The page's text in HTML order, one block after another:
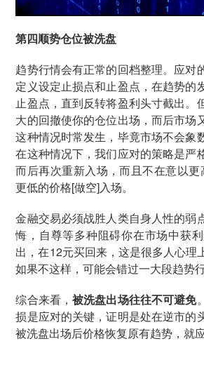
第四顺势仓位被洗盘
趋势行情会有正常的回档整理。应对
定义设定止损点和止盈点，在趋势的
止盈点，直到反转将盈利头寸截出。
大的回撤使你的仓位出场，而后市场
这种情况时常发生，毕竟市场不会象
在这种情况下，我们应对的策略是严
而后再次重新入场，而且不在意以
更低的价格[做空]入场。
金融交易必须战胜人类自身人性的弱
悔，自尊等多种阻碍你在市场中获
出，在12元买回来，这是很多人心理
如果不这样，可能会错过一大段趋势行
综合来看，被洗盘出场往往不可避免
损是应对的关键，证明是处在逆市的
被洗盘出场后价格恢复原有趋势，就